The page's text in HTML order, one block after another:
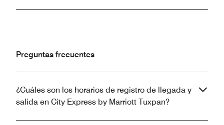
Preguntas frecuentes
¿Cuáles son los horarios de registro de llegada y
salida en City Express by Marriott Tuxpan?